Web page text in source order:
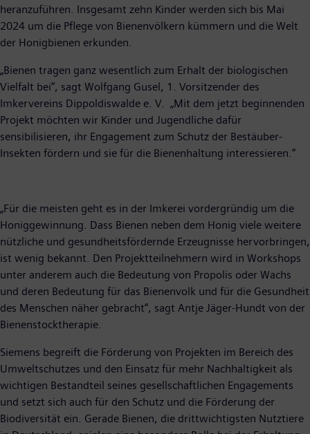
heranzuführen. Insgesamt zehn Kinder werden sich bis Mai
2024 um die Pflege von Bienenvölkern kümmern und die Welt
der Honigbienen erkunden.
„Bienen tragen ganz wesentlich zum Erhalt der biologischen
Vielfalt bei“, sagt Wolfgang Gusel, 1. Vorsitzender des
Imkervereins Dippoldiswalde e. V. „Mit dem jetzt beginnenden
Projekt möchten wir Kinder und Jugendliche dafür
sensibilisieren, ihr Engagement zum Schutz der Bestäuber-
Insekten fördern und sie für die Bienenhaltung interessieren.“
„Für die meisten geht es in der Imkerei vordergründig um die
Honiggewinnung. Dass Bienen neben dem Honig viele weitere
nützliche und gesundheitsfördernde Erzeugnisse hervorbringen,
ist wenig bekannt. Den Projektteilnehmern wird in Workshops
unter anderem auch die Bedeutung von Propolis oder Wachs
und deren Bedeutung für das Bienenvolk und für die Gesundheit
des Menschen näher gebracht“, sagt Antje Jäger-Hundt von der
Bienenstocktherapie.
Siemens begreift die Förderung von Projekten im Bereich des
Umweltschutzes und den Einsatz für mehr Nachhaltigkeit als
wichtigen Bestandteil seines gesellschaftlichen Engagements
und setzt sich auch für den Schutz und die Förderung der
Biodiversität ein. Gerade Bienen, die drittwichtigsten Nutztiere